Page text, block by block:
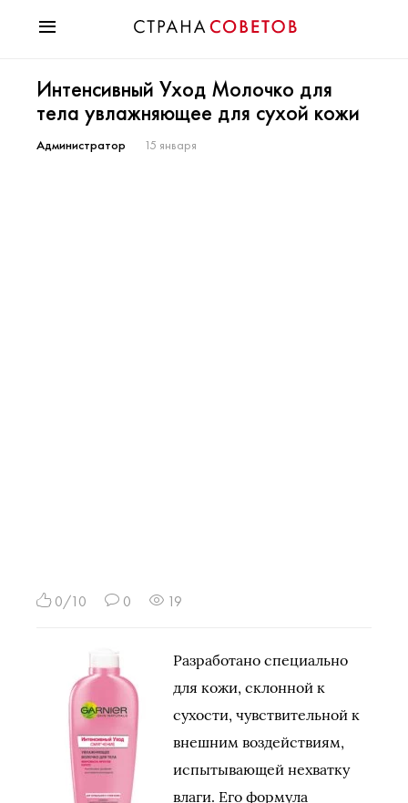
Мода
Звезды
Гороскопы
Интенсивный Уход Молочко для
тела увлажняющее для сухой кожи
Администратор 15 января
0/10 0 19
Разработано специально
для кожи, склонной к
сухости, чувствительной к
внешним воздействиям,
испытывающей нехватку
влаги. Его формула